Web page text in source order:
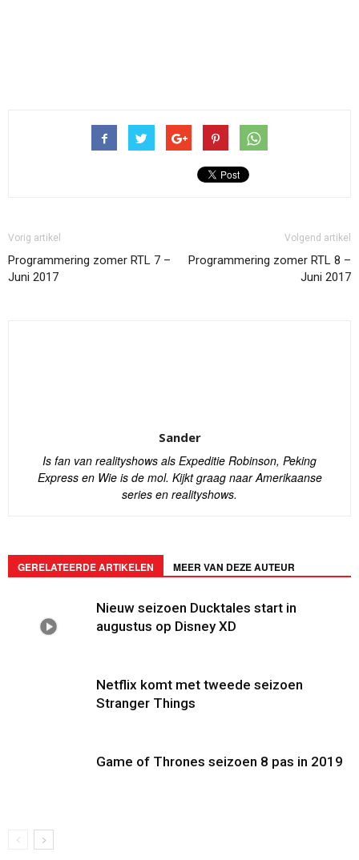
Vorig artikel
Programmering zomer RTL 7 –
Juni 2017
Volgend artikel
Programmering zomer RTL 8 –
Juni 2017
Sander
Is fan van realityshows als Expeditie Robinson, Peking
Express en Wie is de mol. Kijkt graag naar Amerikaanse
series en realityshows.
GERELATEERDE ARTIKELEN MEER VAN DEZE AUTEUR
Nieuw seizoen Ducktales start in
augustus op Disney XD
Netflix komt met tweede seizoen
Stranger Things
Game of Thrones seizoen 8 pas in 2019